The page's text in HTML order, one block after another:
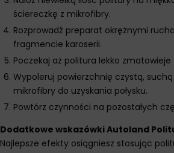
ściereczkę z mikrofibry.
Rozprowadź preparat okrężnymi
fragmencie karoserii.
Poczekaj aż politura lekko
Wypoleruj powierzchnię czystą,
mikrofibry do uzyskania połysku.
Powtórz czynności na pozostałych
Dodatkowe wskazówki Autoland
Najlepsze efekty osiągniesz stosując